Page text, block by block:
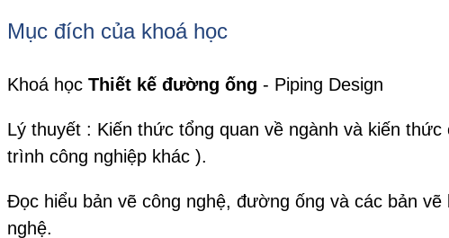
Mục đích của khoá học
Khoá học Thiết kế đường ống - Piping Design
Lý thuyết : Kiến thức tổng quan về ngành và kiến
trình công nghiệp khác ).
Đọc hiểu bản vẽ công nghệ, đường ống và các bản
nghệ.